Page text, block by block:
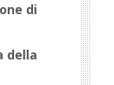
di
della